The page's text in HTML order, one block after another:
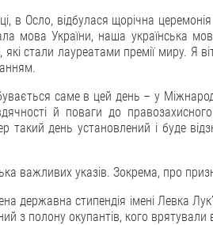
в Осло, відбулася щорічна
мова України, наша українська
стали лауреатами премії миру. Я
саме в цей день – у
й поваги до
такий день установлений і буде
важливих указів. Зокрема, про
державна стипендія імені Левка
з полону окупантів, кого врятували